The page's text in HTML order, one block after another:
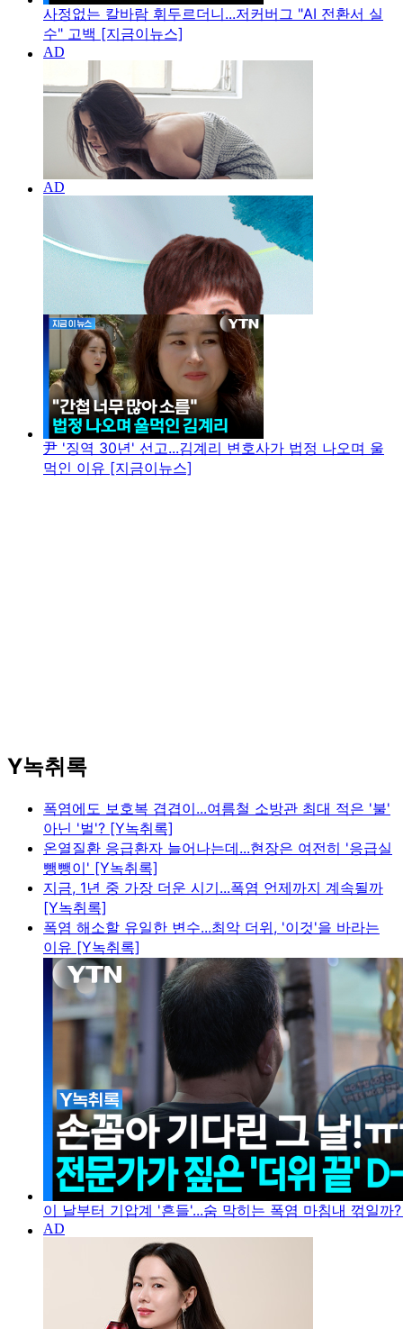
사정없는 칼바람 휘두르더니...저커버그 "AI 전환서 실
수" 고백 [지금이뉴스]
尹 '징역 30년' 선고...김계리 변호사가 법정 나오며 울
먹인 이유 [지금이뉴스]
Y녹취록
폭염에도 보호복 겹겹이...여름철 소방관 최대 적은 '불'
아닌 '벌'? [Y녹취록]
온열질환 응급환자 늘어나는데...현장은 여전히 '응급실
뺑뺑이' [Y녹취록]
지금, 1년 중 가장 더운 시기...폭염 언제까지 계속될까
[Y녹취록]
폭염 해소할 유일한 변수...최악 더위, '이것'을 바라는
이유 [Y녹취록]
이 날부터 기압계 '흔들'...숨 막히는 폭염 마침내 꺾일까